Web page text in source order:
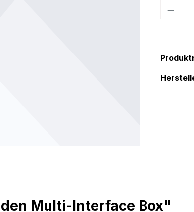
Multi-Interface Box"